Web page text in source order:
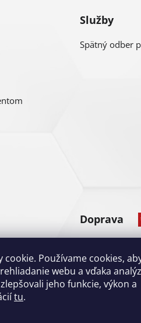
Používame cookies,
webu a vďaka
jeho funkcie, výkon a
tu.
Služby
Spätný odber
Doprava
Platba